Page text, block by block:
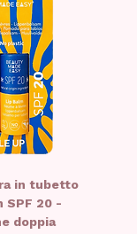
DI
PUO'
CL
77019,
in tubetto
SPF 20 -
doppia